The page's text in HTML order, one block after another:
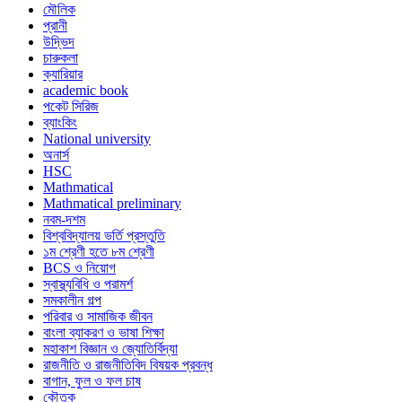
মৌলিক
প্রানী
উদ্ভিদ
চারুকলা
ক্যারিয়ার
academic book
পকেট সিরিজ
ব্যাংকিং
National university
অনার্স
HSC
Mathmatical
Mathmatical preliminary
নবম-দশম
বিশ্ববিদ্যালয় ভর্তি প্রস্তুতি
১ম শ্রেণী হতে ৮ম শ্রেণী
BCS ও নিয়োগ
স্বাস্থ্যবিধি ও পরামর্শ
সমকালীন গল্প
পরিবার ও সামাজিক জীবন
বাংলা ব্যাকরণ ও ভাষা শিক্ষা
মহাকাশ বিজ্ঞান ও জ্যোতির্বিদ্যা
রাজনীতি ও রাজনীতিবিদ বিষয়ক প্রবন্ধ
বাগান, ফুল ও ফল চাষ
কৌতুক